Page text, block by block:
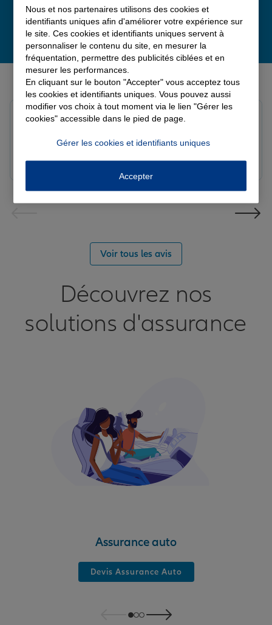
Derniers avis de nos agences Allianz
Le 09/08/2026 - Agence LANGRES-SAINT GEOSMES
Très bonne agence. Notre conseillère Laura est
réactive et professionnelle.
Fanny B.
Voir tous les avis
Découvrez nos
solutions d'assurance
Assurance auto
Devis Assurance Auto
Nous et nos partenaires utilisons des cookies et
identifiants uniques afin d'améliorer votre expérience sur
le site. Ces cookies et identifiants uniques servent à
personnaliser le contenu du site, en mesurer la
fréquentation, permettre des publicités ciblées et en
mesurer les performances.
En cliquant sur le bouton "Accepter" vous acceptez tous
les cookies et identifiants uniques. Vous pouvez aussi
modifier vos choix à tout moment via le lien "Gérer les
cookies" accessible dans le pied de page.
Gérer les cookies et identifiants uniques
Accepter